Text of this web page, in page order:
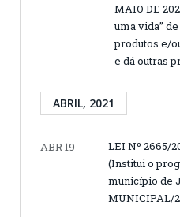
MAIO DE
uma vida”
produtos e/
e dá outras
ABRIL, 2021
ABR 19
LEI Nº 2665/
(Institui o
município de
MUNICIPAL/